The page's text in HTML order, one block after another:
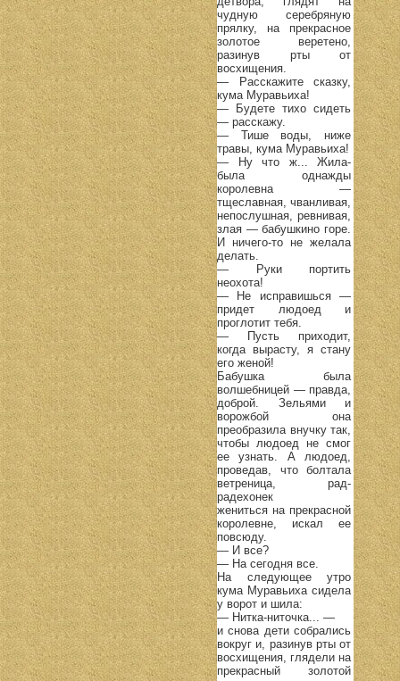
чудную серебряную
прялку, на прекрасное
золотое веретено,
разинув рты от
восхищения.
— Расскажите сказку,
кума Муравьиха!
— Будете тихо сидеть
— расскажу.
— Тише воды, ниже
травы, кума Муравьиха!
— Ну что ж... Жила-
была однажды
королевна —
тщеславная, чванливая,
непослушная, ревнивая,
злая — бабушкино горе.
И ничего-то не желала
делать.
— Руки портить
неохота!
— Не исправишься —
придет людоед и
проглотит тебя.
— Пусть приходит,
когда вырасту, я стану
его женой!
Бабушка была
волшебницей — правда,
доброй. Зельями и
ворожбой она
преобразила внучку так,
чтобы людоед не смог
ее узнать. А людоед,
проведав, что болтала
ветреница, рад-
радехонек
жениться на прекрасной
королевне, искал ее
повсюду.
— И все?
— На сегодня все.
На следующее утро
кума Муравьиха сидела
у ворот и шила:
— Нитка-ниточка... —
и снова дети собрались
вокруг и, разинув рты от
восхищения, глядели на
прекрасный золотой